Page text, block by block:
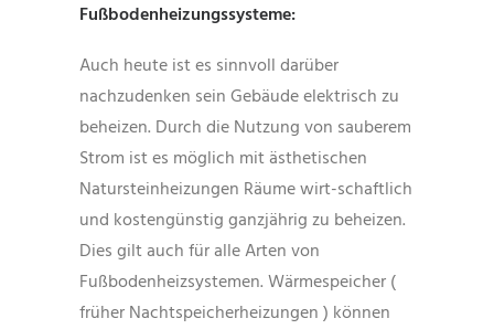
Fußbodenheizungssysteme:
Auch heute ist es sinnvoll darüber
nachzudenken sein Gebäude elektrisch zu
beheizen. Durch die Nutzung von sauberem
Strom ist es möglich mit ästhetischen
Natursteinheizungen Räume wirt-schaftlich
und kostengünstig ganzjährig zu beheizen.
Dies gilt auch für alle Arten von
Fußbodenheizsystemen. Wärmespeicher (
früher Nachtspeicherheizungen ) können